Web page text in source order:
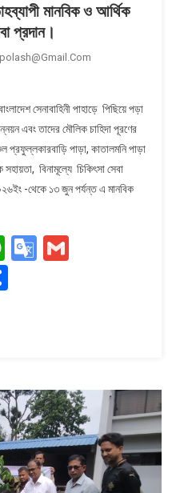
মানবিক ও আর্থিক
প্রদান।
সেনাবাহিনী পাহাড়ে পিছিয়ে পড়া
এবং তাদের মৌলিক চাহিদা পূরণের
প্রফুল্লকারবাড়ি পাড়া, কাতালমনি পাড়া
বিনামূল্যে চিকিৎসা সেবা
-থেকে ১৩ জুন পর্যন্ত এ মানবিক
WhatsApp
Google
Gmail
Share